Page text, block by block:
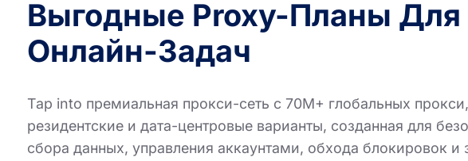
Выгодные Proxy-Планы Для
Онлайн-Задач
Tap into премиальная прокси-сеть с 70M+ глобальных
резидентские и дата-центровые варианты, созданная для
сбора данных, управления аккаунтами, обхода блокировок и